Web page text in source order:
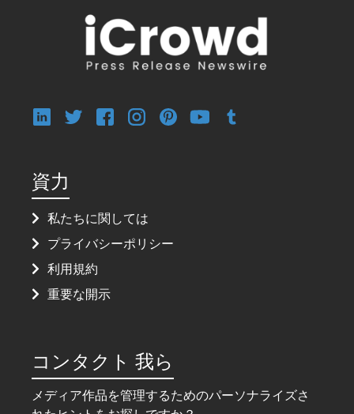
資力
私たちに関しては
プライバシーポリシー
利用規約
重要な開示
コンタクト 我ら
メディア作品を管理するためのパーソナライズさ